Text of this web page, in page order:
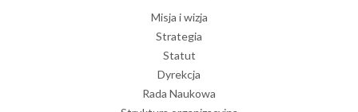
Misja i wizja
Strategia
Statut
Dyrekcja
Rada Naukowa